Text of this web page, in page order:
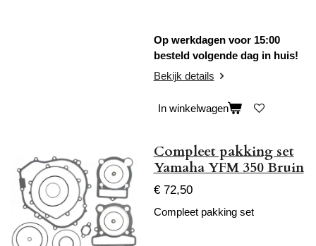
Op werkdagen voor 15:00
besteld volgende dag in huis!
Bekijk details
In winkelwagen
Compleet pakking set
Yamaha YFM 350 Bruin
€ 72,50
Compleet pakking set